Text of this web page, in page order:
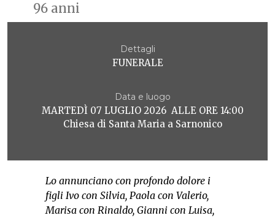
96 anni
Dettagli
FUNERALE
Data e luogo
MARTEDÌ 07 LUGLIO 2026 ALLE ORE 14:00
Chiesa di Santa Maria a Sarnonico
Lo annunciano con profondo dolore i
figli Ivo con Silvia, Paola con Valerio,
Marisa con Rinaldo, Gianni con Luisa,